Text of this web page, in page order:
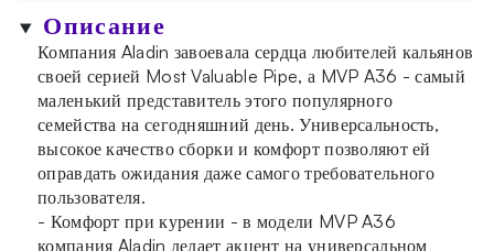
Описание
Компания Aladin завоевала сердца любителей кальянов
своей серией Most Valuable Pipe, а MVP A36 - самый
маленький представитель этого популярного
семейства на сегодняшний день. Универсальность,
высокое качество сборки и комфорт позволяют ей
оправдать ожидания даже самого требовательного
пользователя.
- Комфорт при курении - в модели MVP A36
компания Aladin делает акцент на универсальном